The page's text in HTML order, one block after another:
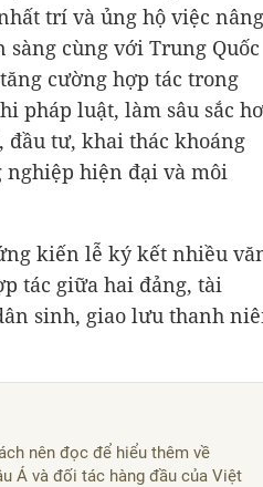
trí và ủng hộ việc nâng
sàng cùng với Trung Quốc
cường hợp tác trong
pháp luật, làm sâu sắc
tư, khai thác khoáng
nghiệp hiện đại và môi
kiến lễ ký kết nhiều
tác giữa hai đảng, tài
sinh, giao lưu thanh
nên đọc để hiểu thêm về
Á và đối tác hàng đầu của Việt